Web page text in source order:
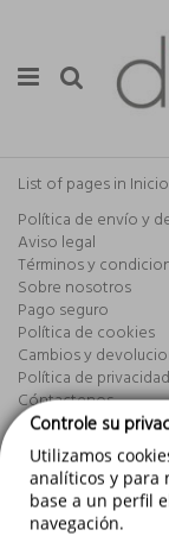
List of pages in
Política de envío y
Aviso legal
Términos y
Sobre nosotros
Pago seguro
Política de cookies
Cambios y
Política de privacidad
Cóntactenos
Mapa del web
Mi cuenta
Controle su
Utilizamos
analíticos y para
base a un perfil
navegación.